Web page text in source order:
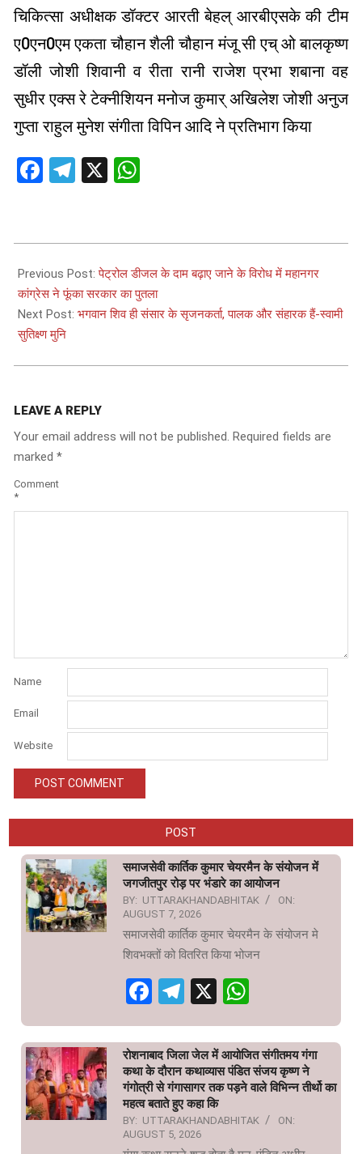
चिकित्सा अधीक्षक डॉक्टर आरती बेहल् आरबीएसके की टीम
ए0एन0एम एकता चौहान शैली चौहान मंजू सी एच् ओ बालकृष्ण
डॉली जोशी शिवानी व रीता रानी राजेश प्रभा शबाना वह
सुधीर एक्स रे टेक्नीशियन मनोज कुमार् अखिलेश जोशी अनुज
गुप्ता राहुल मुनेश संगीता विपिन आदि ने प्रतिभाग किया
Facebook
Telegram
X
05-
16
Previous Post:पेट्रोल डीजल के दाम बढ़ाए जाने के विरोध में महानगर
कांग्रेस ने फूंका सरकार का पुतला
Next Post: भगवान शिव ही संसार के सृजनकर्ता, पालक और संहारक हैं-स्वामी
सुतिक्ष्ण मुनि
LEAVE A REPLY
Your email address will not be published. Required fields are
marked *
Comment
*
Name
Email
Website
POST
समाजसेवी कार्तिक कुमार चेयरमैन के संयोजन में
जगजीतपुर रोड़ पर भंडारे का आयोजन
BY: UTTARAKHANDABHITAK
ON:
AUGUST 7, 2026
समाजसेवी कार्तिक कुमार चेयरमैन के संयोजन मे
शिवभक्तों को वितरित किया भोजन
Facebook
Telegram
X
रोशनाबाद जिला जेल में आयोजित संगीतमय गंगा
कथा के दौरान कथाव्यास पंडित संजय कृष्ण ने
गंगोत्री से गंगासागर तक पड़ने वाले विभिन्न तीर्थो का
महत्व बताते हुए कहा कि
BY: UTTARAKHANDABHITAK
ON:
AUGUST 5, 2026